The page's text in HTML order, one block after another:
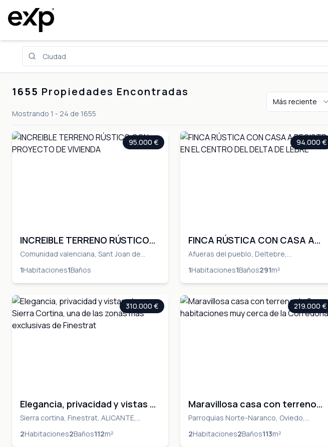
Propiedades en España
1655 Propiedades Encontradas
Mostrando 1 - 24 de 1655
Más reciente
95.000 €
INCREIBLE TERRENO RÚSTICO
CON PROYECTO DE VIVIENDA
Comunidad valenciana, Sant Joan de
CASTELLON
1Habitaciones1Baños
94.000 €
FINCA RÚSTICA CON CASA A
REGISTRAR EN EL CENTRO DEL
DELTA DE LEBRE
Afueras del pueblo, Deltebre,
1Habitaciones1Baños291m²
310.000 €
Elegancia, privacidad y vistas al
mar en Sierra Cortina, una de
las zonas más exclusivas de
Sierra cortina, Finestrat, ALICANTE,
2Habitaciones2Baños112m²
219.000 €
Maravillosa casa con terreno
de 2 habitaciones muy cerca de
la Corredoria
Parroquias Norte-Naranco, Oviedo,
2Habitaciones2Baños113m²